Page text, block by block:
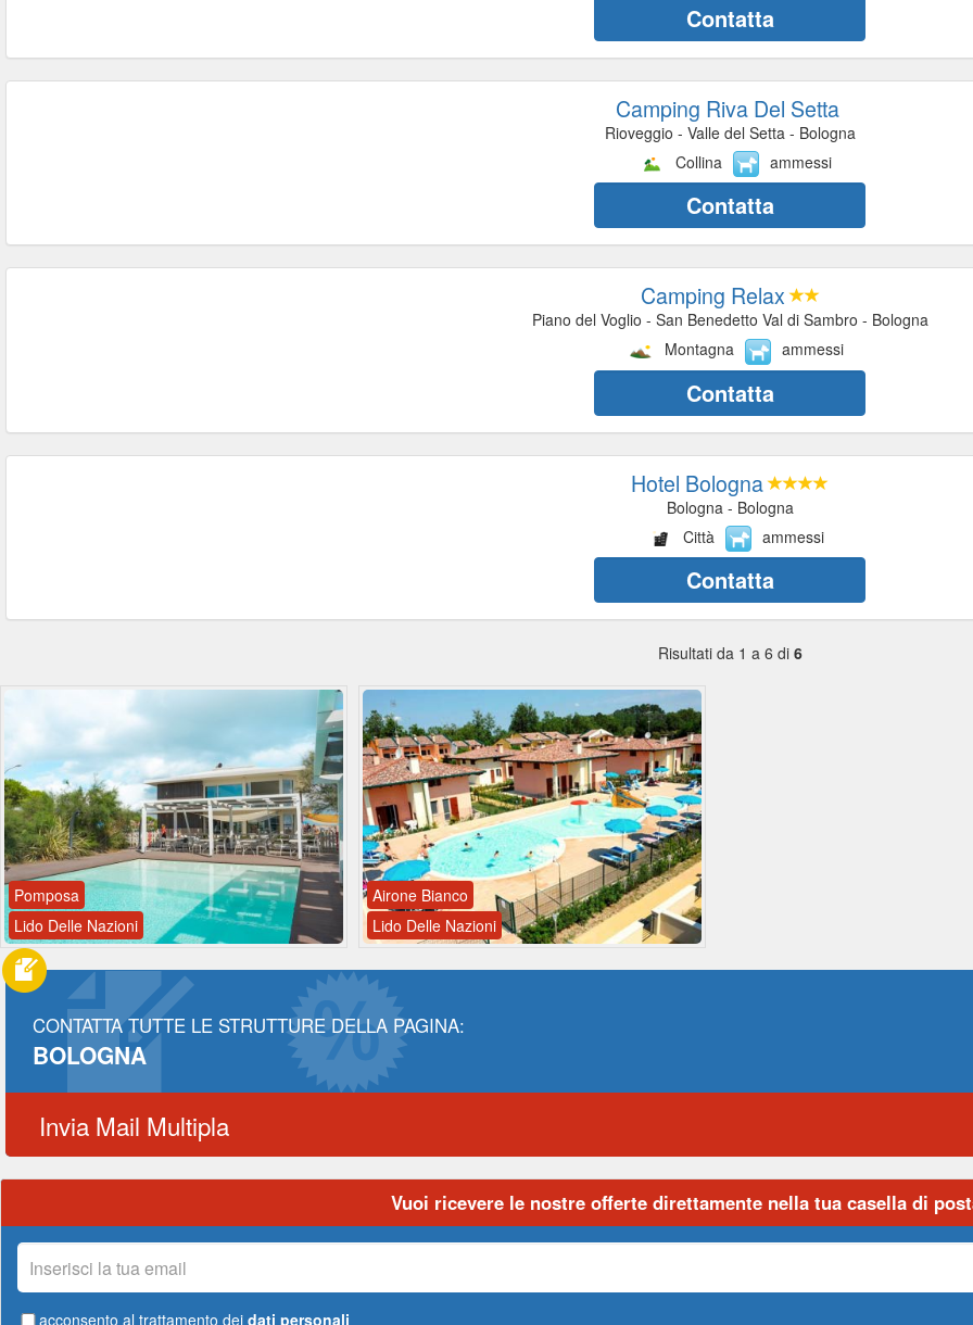
Contatta
Camping Riva Del Setta
Rioveggio - Valle del Setta - Bologna
Collina
ammessi
Contatta
Camping Relax
Piano del Voglio - San Benedetto Val di Sambro - Bologna
Montagna
ammessi
Contatta
Hotel Bologna
Bologna - Bologna
Città
ammessi
Contatta
Risultati da 1 a 6 di 6
Pomposa
Lido Delle Nazioni
Airone Bianco
Lido Delle Nazioni
CONTATTA TUTTE LE STRUTTURE DELLA PAGINA:
BOLOGNA
Invia Mail Multipla
Vuoi ricevere le nostre offerte direttamente nella tua casella di
La
tua
email
acconsento al trattamento dei dati personali